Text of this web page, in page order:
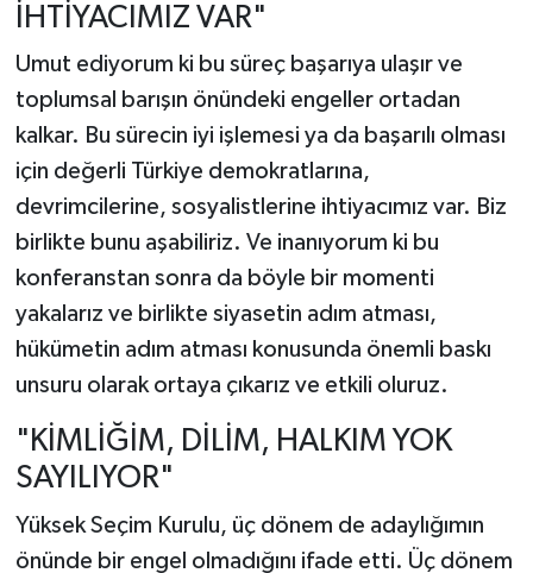
İHTİYACIMIZ VAR"
Umut ediyorum ki bu süreç başarıya ulaşır ve
toplumsal barışın önündeki engeller ortadan
kalkar. Bu sürecin iyi işlemesi ya da başarılı olması
için değerli Türkiye demokratlarına,
devrimcilerine, sosyalistlerine ihtiyacımız var. Biz
birlikte bunu aşabiliriz. Ve inanıyorum ki bu
konferanstan sonra da böyle bir momenti
yakalarız ve birlikte siyasetin adım atması,
hükümetin adım atması konusunda önemli baskı
unsuru olarak ortaya çıkarız ve etkili oluruz.
"KİMLİĞİM, DİLİM, HALKIM YOK
SAYILIYOR"
Yüksek Seçim Kurulu, üç dönem de adaylığımın
önünde bir engel olmadığını ifade etti. Üç dönem